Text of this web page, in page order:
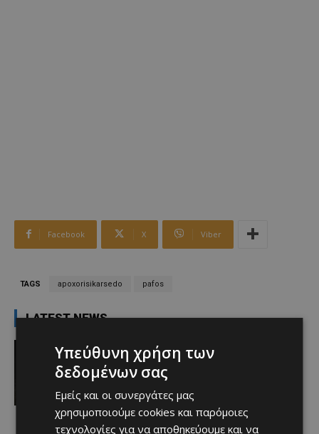
Facebook X Viber
TAGS apoxorisikarsedo pafos
LATEST NEWS
Aφιερώματα
Οι λαγοκέφαλοι μας απειλούν!
Afentiko - 08/08/2026
Υπεύθυνη χρήση των
δεδομένων σας
Εμείς και οι συνεργάτες μας
χρησιμοποιούμε cookies και παρόμοιες
τεχνολογίες για να αποθηκεύουμε και να